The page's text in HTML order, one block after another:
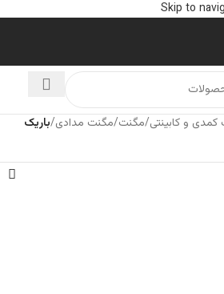
Skip to
کمدی و کابینتی/مگنت/مگنت مدادی/باریک